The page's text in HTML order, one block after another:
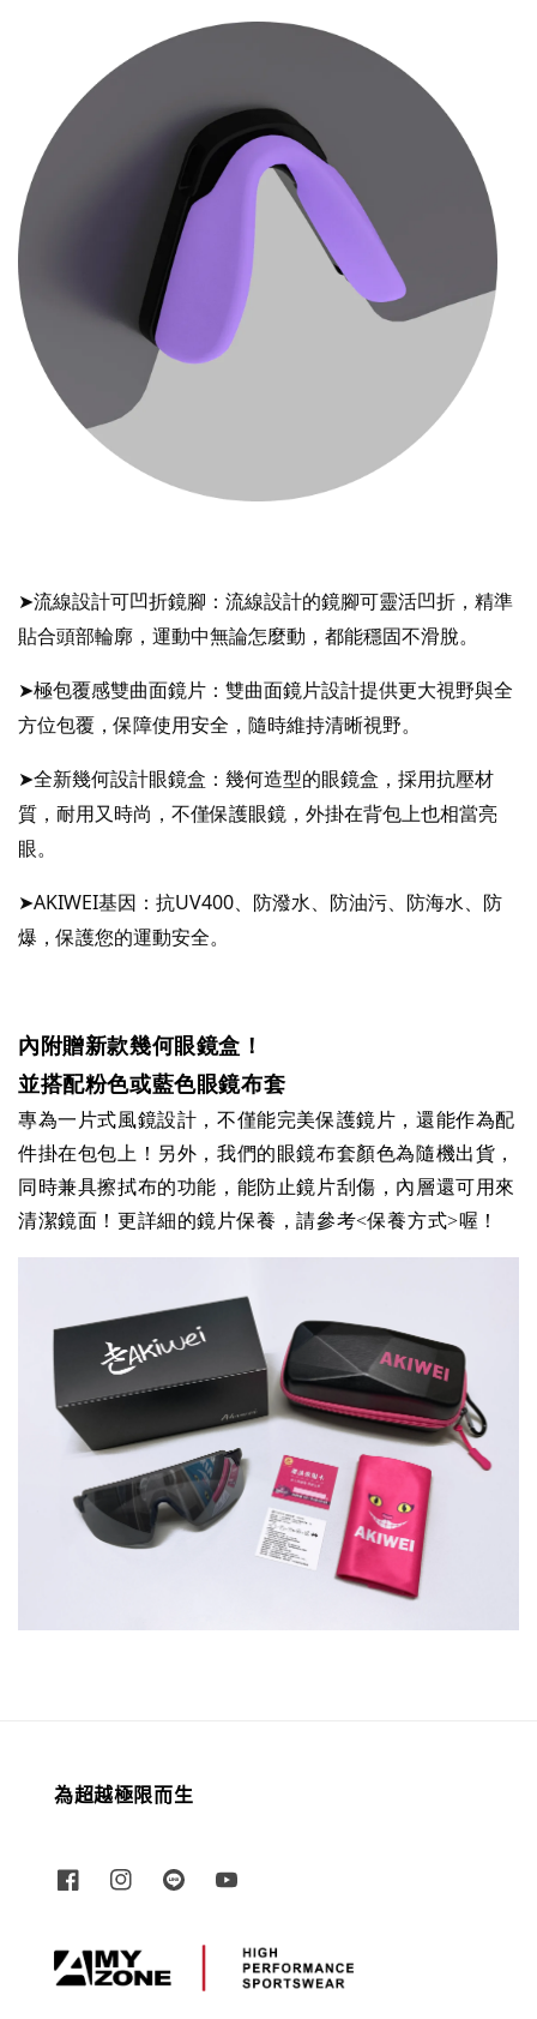
➤流線設計可凹折鏡腳：流線設計的鏡腳可靈活凹折，精準
貼合頭部輪廓，運動中無論怎麼動，都能穩固不滑脫。
➤極包覆感雙曲面鏡片：雙曲面鏡片設計提供更大視野與全
方位包覆，保障使用安全，隨時維持清晰視野。
➤全新幾何設計眼鏡盒：幾何造型的眼鏡盒，採用抗壓材
質，耐用又時尚，不僅保護眼鏡，外掛在背包上也相當亮
眼。
➤AKIWEI基因：抗UV400、防潑水、防油污、防海水、防
爆，保護您的運動安全。
內附贈新款幾何眼鏡盒！
並搭配粉色或藍色眼鏡布套
專為一片式風鏡設計，不僅能完美保護鏡片，還能作為配
件掛在包包上！ 另外，我們的眼鏡布套顏色為隨機出貨，
同時兼具擦拭布的功能，能防止鏡片刮傷，內層還可用來
清潔鏡面！ 更詳細的鏡片保養，請參考<保養方式>喔！
為超越極限而生